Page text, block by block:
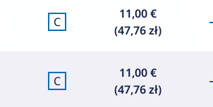
C
11,00 €
(47,76 zł)
C
11,00 €
(47,76 zł)